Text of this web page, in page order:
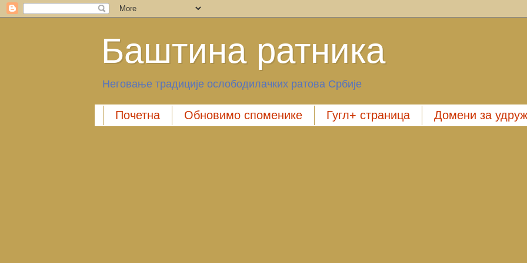
Баштина ратника
Неговање традиције ослободилачких ратова Србије
Почетна Обновимо споменике Гугл+ страница Домени за